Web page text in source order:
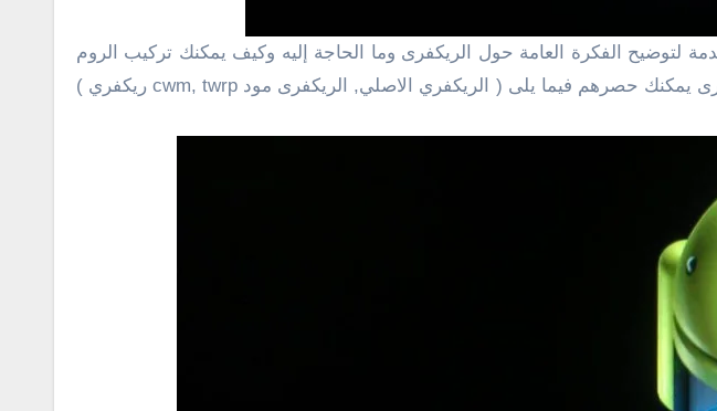
إلى غير ذالك من الأمور التى تتعليق بهذا الموضوع فى البداية هناك فقط ٣ أنواع من الريكفرى يمكنك حصرهم فيما يلى ( الريكفري الاصلي, الريكفرى مود cwm, twrp ريكفري )